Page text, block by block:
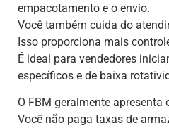
empacotamento e o envio.
Você também cuida do
Isso proporciona mais
É ideal para vendedores
específicos e de baixa
O FBM geralmente
Você não paga taxas de